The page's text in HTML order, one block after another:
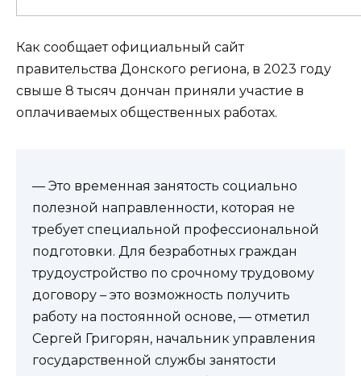
Как сообщает официальный сайт
правительства Донского региона, в 2023 году
свыше 8 тысяч дончан приняли участие в
оплачиваемых общественных работах.
— Это временная занятость социально
полезной направленности, которая не
требует специальной профессиональной
подготовки. Для безработных граждан
трудоустройство по срочному трудовому
договору – это возможность получить
работу на постоянной основе, — отметил
Сергей Григорян, начальник управления
государственной службы занятости